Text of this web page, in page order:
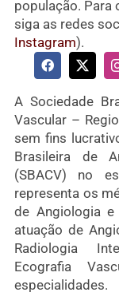
população. Para
siga as redes
Instagram).
A Sociedade
Vascular –
sem fins
Brasileira de
(SBACV) no
representa os
de Angiologia e
atuação de
Radiologia
Ecografia
especialidades.